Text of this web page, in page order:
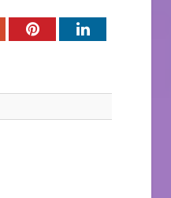
PinterestLinkedIn